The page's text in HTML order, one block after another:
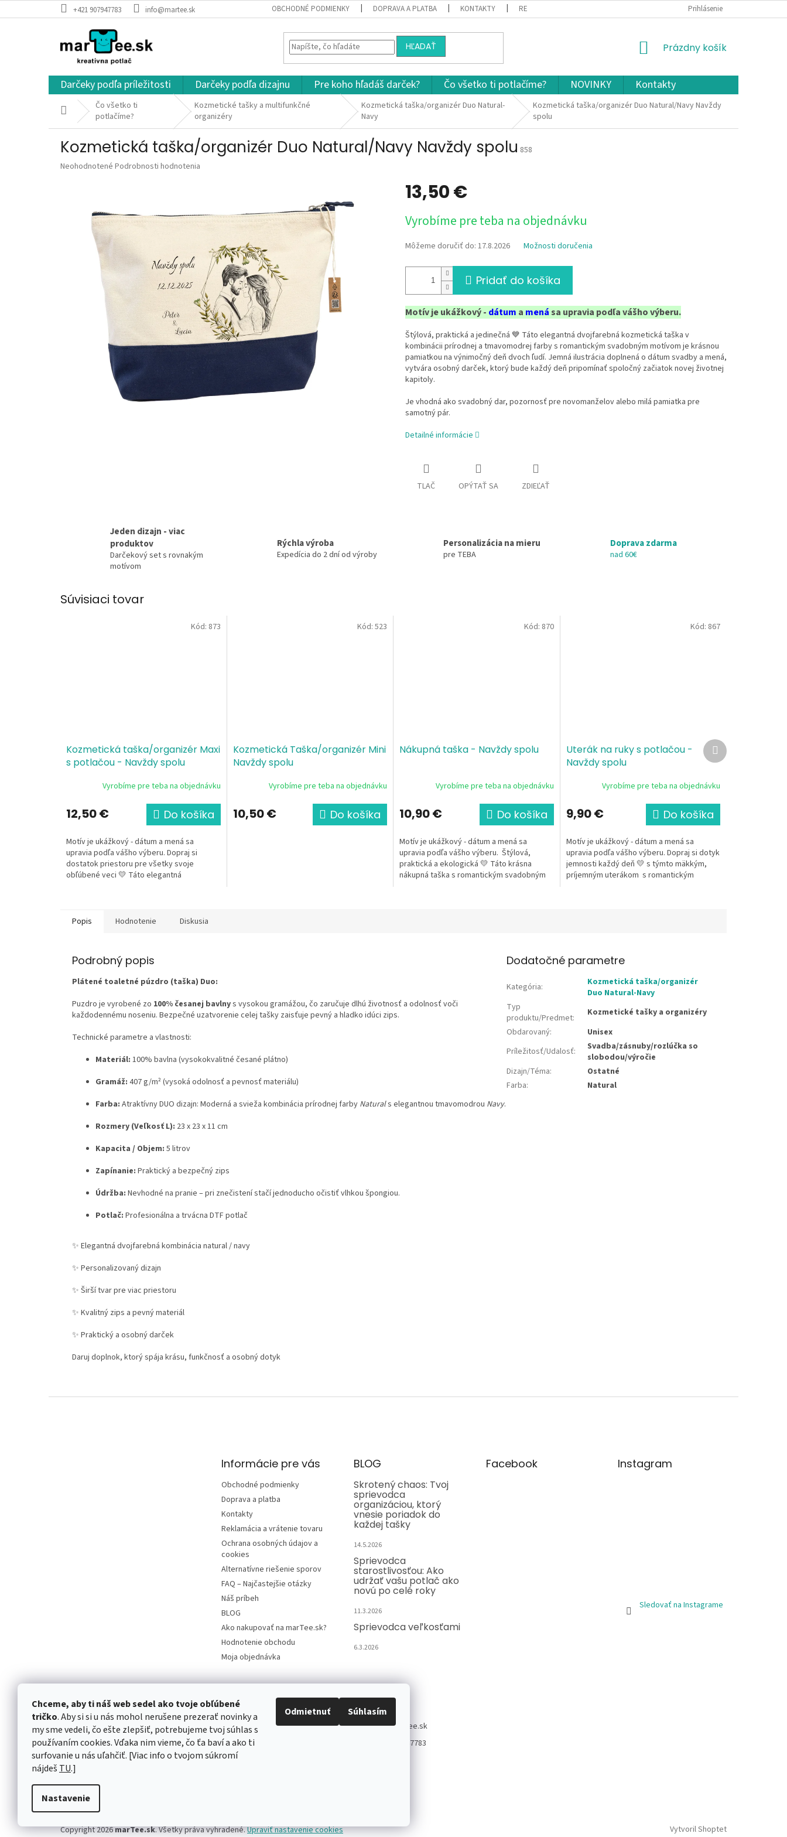
Chceme, aby ti náš web sedel ako tvoje obľúbené
tričko. Aby si si u nás mohol nerušene prezerať novinky a
my sme vedeli, čo ešte zlepšiť, potrebujeme tvoj súhlas s
používaním cookies. Vďaka nim vieme, čo ťa baví a ako ti
surfovanie u nás uľahčiť. [Viac info o tvojom súkromí
nájdeš TU.]
Nastavenie
Odmietnuť Súhlasím
na
+421 907947783 info@martee.sk OBCHODNÉ PODMIENKY DOPRAVA A PLATBA KONTAKTY REKLAMÁCIA A VRÁTENIE TOVARU OCHRANA OSOBNÝCH ÚDAJOV A COOKIES
Prihlásenie
HĽADAŤ
NÁKUPNÝ
Prázdny košík
Darčeky podľa príležitosti Darčeky podľa dizajnu Pre koho hľadáš darček? Čo všetko ti potlačíme? NOVINKY Kontakty
Domov Čo všetko ti
potlačíme?
Kozmetické tašky a multifunkčné
organizéry
Kozmetická taška/organizér Duo Natural-
Navy
Kozmetická taška/organizér Duo Natural/Navy Navždy
spolu
Kozmetická taška/organizér Duo Natural/Navy Navždy spolu 858
Priemerné
hviezdičiek.
Neohodnotené Podrobnosti hodnotenia
13,50 €
cena:
Vyrobíme pre teba na objednávku
Môžeme doručiť do: 17.8.2026 Možnosti doručenia
Pridať do košíka
Motív je ukážkový - dátum a menása upravia podľa vášho výberu.
Štýlová, praktická a jedinečná 💙 Táto elegantná dvojfarebná kozmetická taška v
kombinácii prírodnej a tmavomodrej farby s romantickým svadobným motívom je krásnou
pamiatkou na výnimočný deň dvoch ľudí. Jemná ilustrácia doplnená o dátum svadby a mená,
vytvára osobný darček, ktorý bude každý deň pripomínať spoločný začiatok novej životnej
kapitoly.
Je vhodná ako svadobný dar, pozornosť pre novomanželov alebo milá pamiatka pre
samotný pár.
Detailné informácie
TLAČ OPÝTAŤ SA ZDIEĽAŤ
Jeden dizajn - viac
produktov
Darčekový set s rovnakým
motívom
Rýchla výroba
Expedícia do 2 dní od výroby
Personalizácia na mieru
pre TEBA
Doprava zdarma
nad 60€
Súvisiaci tovar
Kozmetická taška/organizér Maxi
s potlačou - Navždy spolu
Vyrobíme pre teba na objednávku
12,50 € Do košíka
Motív je ukážkový - dátum a mená sa
upravia podľa vášho výberu. Dopraj si
dostatok priestoru pre všetky svoje
obľúbené veci 💛 Táto elegantná
Kód: 873
Kozmetická Taška/organizér Mini
Navždy spolu
Vyrobíme pre teba na objednávku
10,50 € Do košíka
Kód: 523
Nákupná taška - Navždy spolu
Vyrobíme pre teba na objednávku
10,90 € Do košíka
Motív je ukážkový - dátum a mená sa
upravia podľa vášho výberu. Štýlová,
praktická a ekologická 💛 Táto krásna
nákupná taška s romantickým svadobným
Kód: 870
Uterák na ruky s potlačou -
Navždy spolu
Vyrobíme pre teba na objednávku
9,90 € Do košíka
Motív je ukážkový - dátum a mená sa
upravia podľa vášho výberu. Dopraj si dotyk
jemnosti každý deň 💛 s týmto mäkkým,
príjemným uterákom s romantickým
Kód: 867
Ďalší
produkt
Popis Hodnotenie Diskusia
Podrobný popis
Plátené toaletné púzdro (taška) Duo:
Puzdro je vyrobené zo 100% česanej bavlnys vysokou gramážou, čo zaručuje dlhú životnosť a odolnosť voči
každodennému noseniu. Bezpečné uzatvorenie celej tašky zaisťuje pevný a hladko idúci zips.
Technické parametre a vlastnosti:
Materiál: 100% bavlna (vysokokvalitné česané plátno)
Gramáž: 407 g/m² (vysoká odolnosť a pevnosť materiálu)
Farba: Atraktívny DUO dizajn: Moderná a svieža kombinácia prírodnej farby Naturals elegantnou tmavomodrou Navy.
Rozmery (Veľkosť L): 23 x 23 x 11 cm
Kapacita / Objem: 5 litrov
Zapínanie: Praktický a bezpečný zips
Údržba: Nevhodné na pranie – pri znečistení stačí jednoducho očistiť vlhkou špongiou.
Potlač: Profesionálna a trvácna DTF potlač
✨ Elegantná dvojfarebná kombinácia natural / navy
✨ Personalizovaný dizajn
✨ Širší tvar pre viac priestoru
✨ Kvalitný zips a pevný materiál
✨ Praktický a osobný darček
Daruj doplnok, ktorý spája krásu, funkčnosť a osobný dotyk
Dodatočné parametre
Kategória:
Kozmetická taška/organizér
Duo Natural-Navy
Typ
produktu/Predmet:
Kozmetické tašky a organizéry
Obdarovaný:
Unisex
Príležitosť/Udalosť:
Svadba/zásnuby/rozlúčka so
slobodou/výročie
Dizajn/Téma:
Ostatné
Farba: Natural
Informácie pre vás
Obchodné podmienky
Doprava a platba
Kontakty
Reklamácia a vrátenie tovaru
Ochrana osobných údajov a
cookies
Alternatívne riešenie sporov
FAQ – Najčastejšie otázky
Náš príbeh
BLOG
Ako nakupovať na marTee.sk?
Hodnotenie obchodu
Moja objednávka
BLOG
Skrotený chaos: Tvoj
sprievodca
organizáciou, ktorý
vnesie poriadok do
každej tašky
14.5.2026
Sprievodca
starostlivosťou: Ako
udržať vašu potlač ako
novú po celé roky
11.3.2026
Sprievodca veľkosťami
6.3.2026
Facebook Instagram
Sledovať na Instagrame
Kontakt
info@martee.sk
+421 907947783
Vytvoril Shoptet
Copyright 2026marTee.sk. Všetky práva vyhradené.Upraviť nastavenie cookies